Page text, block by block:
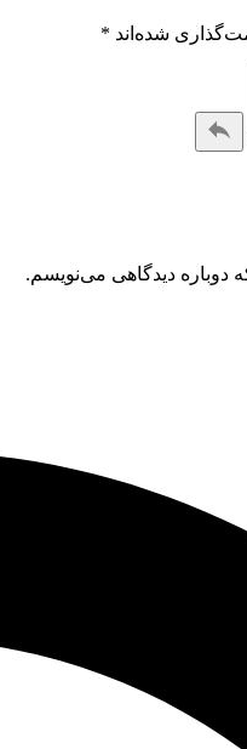
شده‌اند *
دوباره دیدگاهی می‌نویسم.